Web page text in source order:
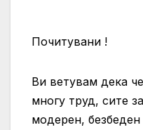
Почитувани !
Ви ветувам дека
многу труд, сите
модерен,